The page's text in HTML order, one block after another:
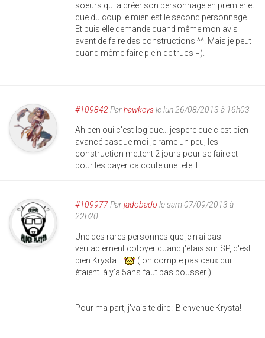
soeurs qui a créer son personnage en premier et
que du coup le mien est le second personnage.
Et puis elle demande quand même mon avis
avant de faire des constructions ^^. Mais je peut
quand même faire plein de trucs =).
#109842 Parhawkeysle lun 26/08/2013 à 16h03
Ah ben oui c'est logique... jespere que c'est bien
avancé pasque moi je rame un peu, les
construction mettent 2 jours pour se faire et
pour les payer ca coute une tete T.T
#109977Parjadobado le sam 07/09/2013 à
22h20
Une des rares personnes que je n'ai pas
véritablement cotoyer quand j'étais sur SP, c'est
bien Krysta...
( on compte pas ceux qui
étaient là y'a 5ans faut pas pousser )
Pour ma part, j'vais te dire : Bienvenue Krysta!